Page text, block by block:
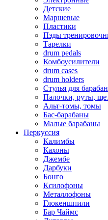
Детские
Маршевые
Пластики
Пэды
Тарелки
drum pedals
Комбоусилители
drum cases
drum holders
Стулья для
Палочки, руты,
Альт-томы, томы
Бас-барабаны
Малые барабаны
Перкуссия
Калимбы
Кахоны
Джембе
Дарбуки
Бонго
Ксилофоны
Металлофоны
Глокеншпили
Бар Чаймс